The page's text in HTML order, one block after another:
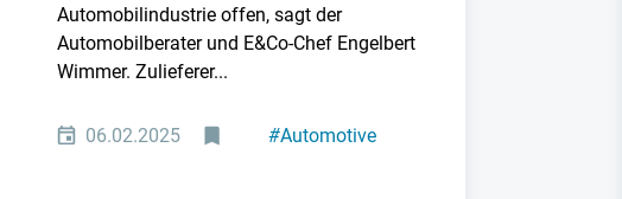
Automobilindustrie offen, sagt der
Automobilberater und E&Co-Chef Engelbert
Wimmer. Zulieferer...
06.02.2025 #Automotive